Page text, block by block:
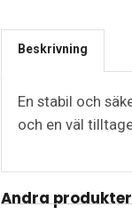
Beskrivning
En stabil och
och en väl
Andra